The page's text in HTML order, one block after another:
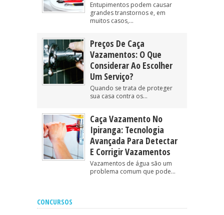
Entupimentos podem causar
grandes transtornos e, em
muitos casos,...
Preços De Caça
Vazamentos: O Que
Considerar Ao Escolher
Um Serviço?
Quando se trata de proteger
sua casa contra os...
Caça Vazamento No
Ipiranga: Tecnologia
Avançada Para Detectar
E Corrigir Vazamentos
Vazamentos de água são um
problema comum que pode...
CONCURSOS